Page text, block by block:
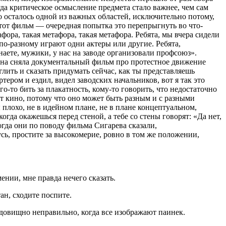
критическое осмысление предмета стало важнее, чем сам
одной из важных областей, исключительно потому,
фильм — очередная попытка это перепрыгнуть во что-
такая метафора, такая метафора. Ребята, мы вчера сидели
разному играют одни актеры или другие. Ребята,
мужики, у нас на заводе организовали профсоюз».
сняла документальный фильм про протестное движение
и сказать придумать сейчас, как ты представляешь
и ездил, видел заводских начальников, вот я так это
бить за плакатность, кому-то говорить, что недостаточно
кино, потому что оно может быть разным и с разными
не в идейном плане, не в плане концептуальном,
окажешься перед стеной, а тебе со стены говорят: «Да нет,
они по поводу фильма Сигарева сказали,
простите за высокомерие, ровно в том же положении,
мне правда нечего сказать.
сходите поспите.
неправильно, когда все изображают паинек.